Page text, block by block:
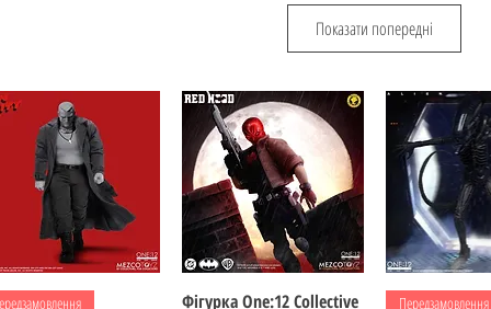
Показати попередні
Швидкий перегляд Швидкий перегляд
Фігурка One:12 Collective Швидкий
Передзамовлення